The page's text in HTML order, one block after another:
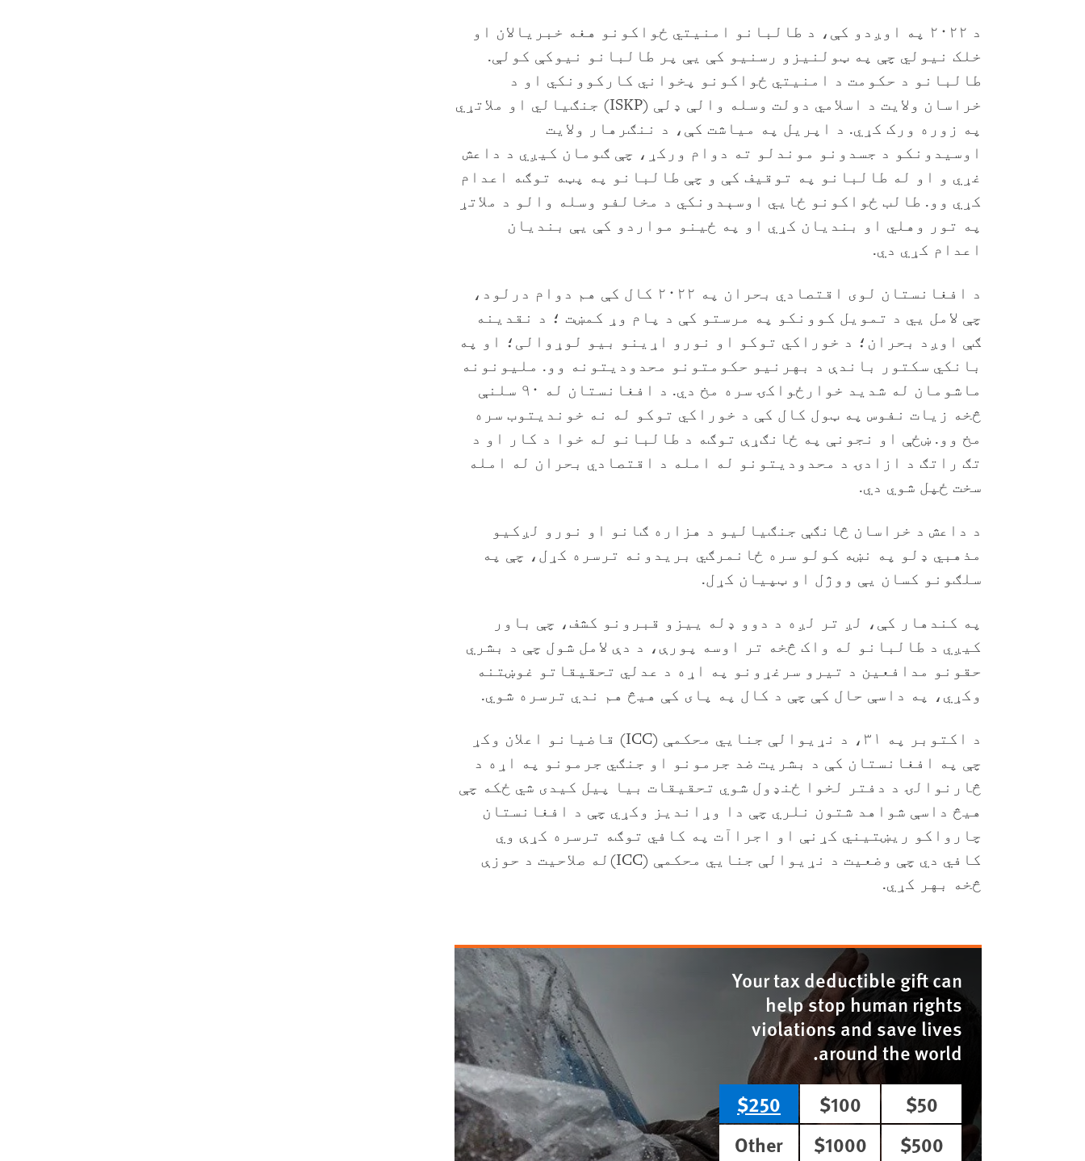
د ۲۰۲۲ په اوږدو کې، د طالبانو امنیتي ځواکونو هغه خبریالان او
خلک نیولي چې په ټولنیزو رسنیو کې یې پر طالبانو نیوکې کولې.
طالبانو د حکومت د امنیتي ځواکونو پخواني کارکوونکي او د
خراسان ولایت د اسلامي دولت وسله والې ډلې (ISKP) جنګیالي او ملاتړي
په زوره ورک کړي. د اپریل په میاشت کې، د ننګرهار ولایت
اوسیدونکو د جسدونو موندلو ته دوام ورکړ، چې ګومان کیږي د داعش
غړي و او له طالبانو په توقیف کې و چې طالبانو په پټه توګه اعدام
کړي وو. طالب ځواکونو ځايي اوسېدونکي د مخالفو وسله والو د ملاتړ
په تور وهلي او بندیان کړي او په ځینو مواردو کې یې بندیان
اعدام کړي دي.
د افغانستان لوی اقتصادي بحران په ۲۰۲۲ کال کې هم دوام درلود،
چې لامل يي د تمویل کوونکو په مرستو کې د پام وړ کمښت ؛ د نقدینه
ګې اوږد بحران؛ د خوراکي توکو او نورو اړینو بیو لوړوالی؛ او په
بانکي سکتور باندې د بهرنیو حکومتونو محدودیتونه وو. ملیونونه
ماشومان له شدید خوارځواکۍ سره مخ دي. د افغانستان له ۹۰ سلنې
څخه زیات نفوس په ټول کال کې د خوراکي توکو له نه خوندیتوب سره
مخ وو. ښځې او نجونې په ځانګړې توګه د طالبانو له خوا د کار او د
تګ راتګ د ازادۍ د محدودیتونو له امله د اقتصادي بحران له امله
سخت ځپل شوي دي.
د داعش د خراسان څانګې جنګیالیو د هزاره ګانو او نورو لږکیو
مذهبي ډلو په نښه کولو سره ځانمرګي بریدونه ترسره کړل، چې په
سلګونو کسان یې ووژل او ټپیان کړل.
په کندهار کې، لږ تر لږه د دوو ډله ییزو قبرونو کشف، چې باور
کیږي د طالبانو له واک څخه تر اوسه پورې، د دې لامل شول چې د بشري
حقونو مدافعین د تیرو سرغړونو په اړه د عدلي تحقیقاتو غوښتنه
وکړي، په داسې حال کې چې د کال په پای کې هیڅ هم ندي ترسره شوي.
د اکتوبر په ۳۱، د نړیوالې جنایي محکمې (ICC) قاضیانو اعلان وکړ
چې په افغانستان کې د بشریت ضد جرمونو او جنګي جرمونو په اړه د
څارنوالۍ د دفتر لخوا ځنډول شوي تحقیقات بیا پیل کیدی شي ځکه چې
هیڅ داسې شواهد شتون نلري چې دا وړاندیز وکړي چې د افغانستان
چارواکو ریښتیني کړنې او اجراآت په کافي توګه ترسره کړې وي
کافي دي چې وضعیت د نړیوالې جنایي محکمې (ICC)له صلاحیت د حوزې
څخه بهر کړي.
Your tax deductible gift can
help stop human rights
violations and save lives
around the world.
$50
$100
$250
$500
$1000
Other